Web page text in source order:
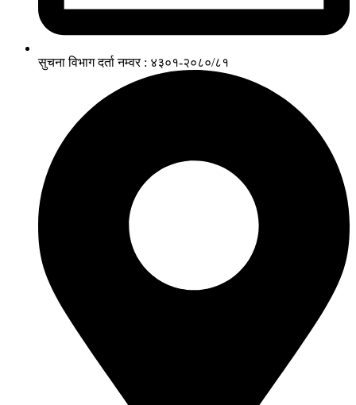
सुचना विभाग दर्ता नम्वर : ४३०१-२०८०/८१